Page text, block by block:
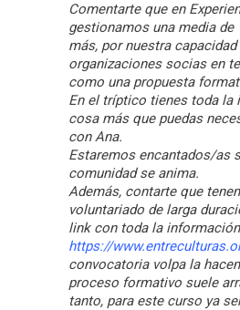
Comentarte que en
gestionamos una media de
más, por nuestra
organizaciones socias en
como una propuesta
En el tríptico tienes toda la
cosa más que puedas
con Ana.
Estaremos encantados/as
comunidad se anima.
Además, contarte que
voluntariado de larga
link con toda la
https://
convocatoria volpa la
proceso formativo suele
tanto, para este curso ya